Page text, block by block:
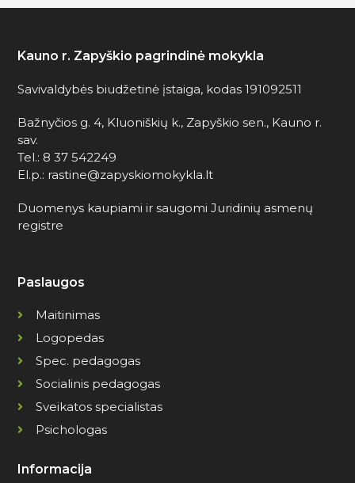
Kauno r. Zapyškio pagrindinė mokykla
Savivaldybės biudžetinė įstaiga, kodas 191092511
Bažnyčios g. 4, Kluoniškių k., Zapyškio sen., Kauno r.
sav.
Tel.: 8 37 542249
El.p.: rastine@zapyskiomokykla.lt
Duomenys kaupiami ir saugomi Juridinių asmenų
registre
Paslaugos
Maitinimas
Logopedas
Spec. pedagogas
Socialinis pedagogas
Sveikatos specialistas
Psichologas
Informacija